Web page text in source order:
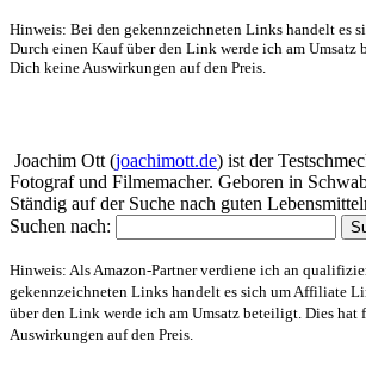
Hinweis: Bei den gekennzeichneten Links handelt es
Durch einen Kauf über den Link werde ich am Umsatz
Dich keine Auswirkungen auf den Preis.
Joachim Ott (joachimott.de) ist der
Fotograf und Filmemacher. Geboren in
Ständig auf der Suche nach guten
Suchen nach:
Hinweis: Als Amazon-Partner verdiene ich an
gekennzeichneten Links handelt es sich um Affiliate
über den Link werde ich am Umsatz beteiligt. Dies hat
Auswirkungen auf den Preis.